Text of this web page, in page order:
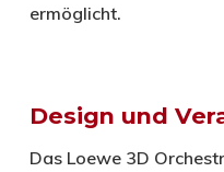
ermöglicht.
Design und
Das Loewe 3D